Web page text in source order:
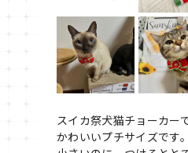
スイカ祭犬猫チョーカーで
かわいいプチサイズです。